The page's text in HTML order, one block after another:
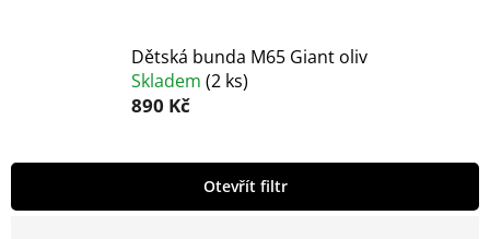
Dětská bunda M65 Giant oliv
Skladem (2 ks)
890 Kč
Otevřít filtr
V
p